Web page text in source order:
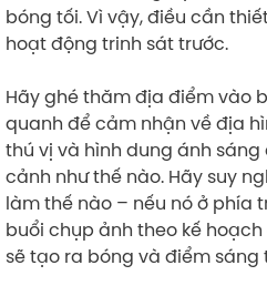
bóng tối. Vì vậy, điều cần
hoạt động trinh sát trước.
Hãy ghé thăm địa điểm vào
quanh để cảm nhận về địa
thú vị và hình dung ánh
cảnh như thế nào. Hãy suy
làm thế nào – nếu nó ở phía
buổi chụp ảnh theo kế
sẽ tạo ra bóng và điểm sáng